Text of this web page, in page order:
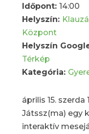
Időpont: 14:00
Helyszín:
Központ
Helyszín
Térkép
Kategória:
április 15. szerda
Játssz(ma) egy
interaktív